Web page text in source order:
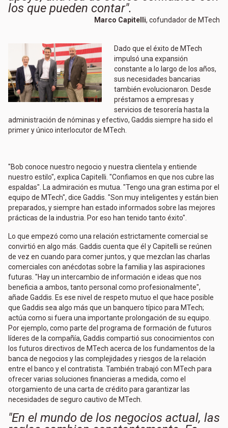
los que pueden contar".
Marco Capitelli, cofundador de MTech
Dado que el éxito de MTech
impulsó una expansión
constante a lo largo de los años,
sus necesidades bancarias
también evolucionaron. Desde
préstamos a empresas y
servicios de tesorería hasta la
administración de nóminas y efectivo, Gaddis siempre ha sido el
primer y único interlocutor de MTech.
"Bob conoce nuestro negocio y nuestra clientela y entiende
nuestro estilo", explica Capitelli. "Confiamos en que nos cubre las
espaldas". La admiración es mutua. "Tengo una gran estima por el
equipo de MTech", dice Gaddis. "Son muy inteligentes y están bien
preparados, y siempre han estado informados sobre las mejores
prácticas de la industria. Por eso han tenido tanto éxito".
Lo que empezó como una relación estrictamente comercial se
convirtió en algo más. Gaddis cuenta que él y Capitelli se reúnen
de vez en cuando para comer juntos, y que mezclan las charlas
comerciales con anécdotas sobre la familia y las aspiraciones
futuras. "Hay un intercambio de información e ideas que nos
beneficia a ambos, tanto personal como profesionalmente",
añade Gaddis. Es ese nivel de respeto mutuo el que hace posible
que Gaddis sea algo más que un banquero típico para MTech;
actúa como si fuera una importante prolongación de su equipo.
Por ejemplo, como parte del programa de formación de futuros
líderes de la compañía, Gaddis compartió sus conocimientos con
los futuros directivos de MTech acerca de los fundamentos de la
banca de negocios y las complejidades y riesgos de la relación
entre el banco y el contratista. También trabajó con MTech para
ofrecer varias soluciones financieras a medida, como el
otorgamiento de una carta de crédito para garantizar las
necesidades de seguro cautivo de MTech.
"En el mundo de los negocios actual, las